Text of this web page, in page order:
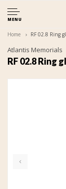
MENU
Home RF 02.8 Ring
Atlantis Memorials
RF 02.8 Ring